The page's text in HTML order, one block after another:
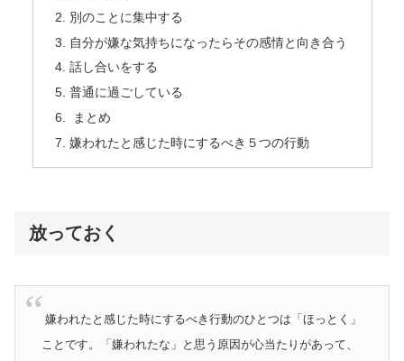
別のことに集中する
自分が嫌な気持ちになったらその感情と向き合う
話し合いをする
普通に過ごしている
まとめ
嫌われたと感じた時にするべき５つの行動
放っておく
嫌われたと感じた時にするべき行動のひとつは「ほっとく」
ことです。「嫌われたな」と思う原因が心当たりがあって、